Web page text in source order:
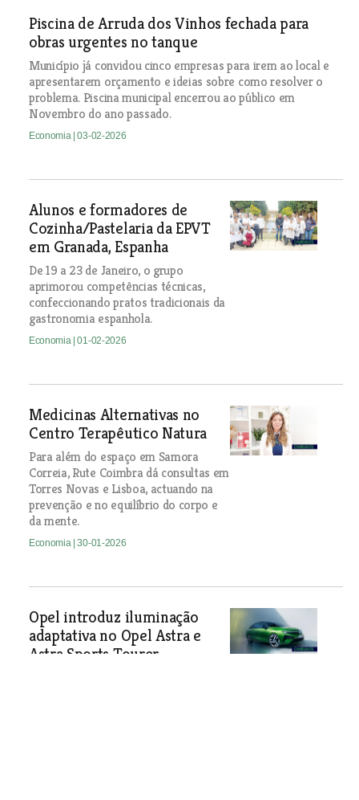
Piscina de Arruda dos Vinhos fechada para
obras urgentes no tanque
Município já convidou cinco empresas para irem ao local e
apresentarem orçamento e ideias sobre como resolver o
problema. Piscina municipal encerrou ao público em
Novembro do ano passado.
Economia | 03-02-2026
Alunos e formadores de
Cozinha/Pastelaria da EPVT
em Granada, Espanha
De 19 a 23 de Janeiro, o grupo
aprimorou competências técnicas,
confeccionando pratos tradicionais da
gastronomia espanhola.
Economia | 01-02-2026
Medicinas Alternativas no
Centro Terapêutico Natura
Para além do espaço em Samora
Correia, Rute Coimbra dá consultas em
Torres Novas e Lisboa, actuando na
prevenção e no equilíbrio do corpo e
da mente.
Economia | 30-01-2026
Opel introduz iluminação
adaptativa no Opel Astra e
Astra Sports Tourer